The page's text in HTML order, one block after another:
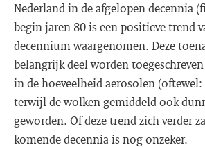
Nederland in de afgelopen decennia
begin jaren 80 is een positieve trend
decennium waargenomen. Deze
belangrijk deel worden
in de hoeveelheid aerosolen
terwijl de wolken gemiddeld ook
geworden. Of deze trend zich verder
komende decennia is nog onzeker.